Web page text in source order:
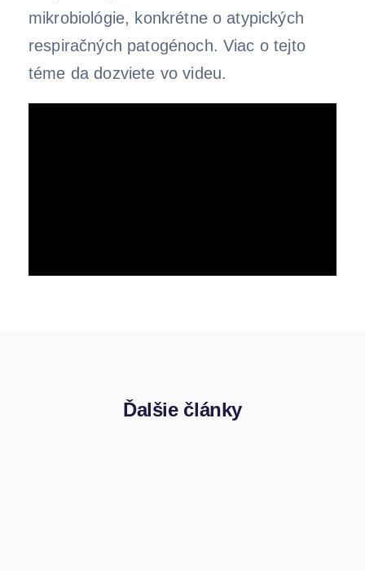
mikrobiológie, konkrétne o atypických
respiračných patogénoch. Viac o tejto
téme da dozviete vo videu.
Ďalšie články